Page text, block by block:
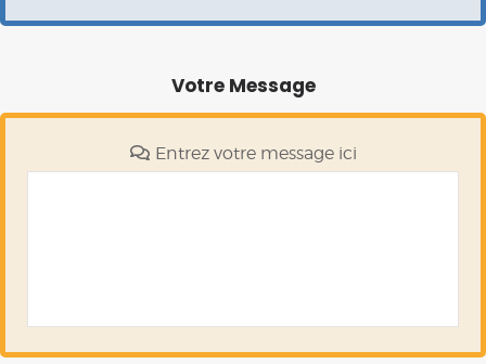
Votre Message
Entrez votre message ici